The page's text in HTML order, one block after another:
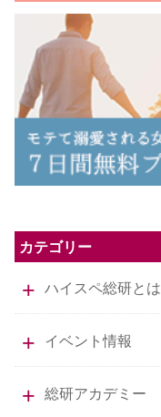
カテゴリー
ハイスペ総研とは
イベント情報
総研アカデミー